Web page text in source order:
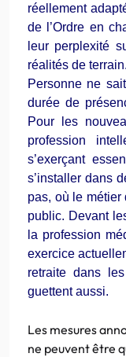
réellement
de l’Ordre en
leur perplexité
réalités de terrain.
Personne ne
durée de
Pour les
profession
s’exerçant
s’installer dans
pas, où le métier
public. Devant
la profession
exercice
retraite dans
guettent aussi.
Les mesures
ne peuvent être